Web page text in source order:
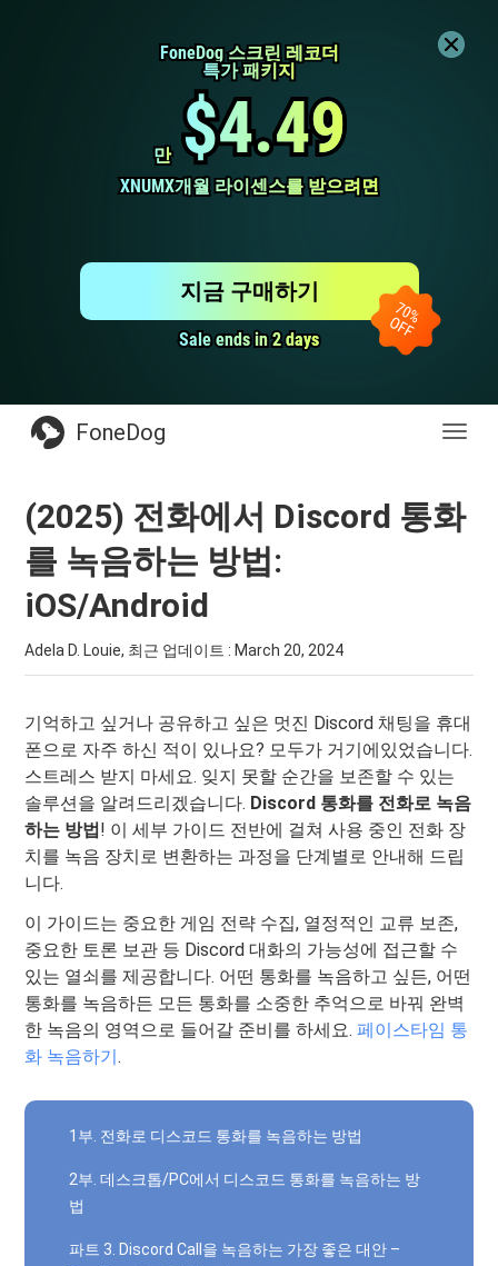
FoneDog 스크린 레코더
FoneDog 스크린 레코더
특가 패키지
특가 패키지
만
만 $4.49
$4.49
XNUMX개월 라이센스를 받으려면
XNUMX개월 라이센스를 받으려면
Sale ends in 2 days
Sale ends in 2 days
지금 구매하기
전
FoneDog
(2025) 전화에서 Discord 통화
를 녹음하는 방법:
iOS/Android
Adela D. Louie, 최근 업데이트 : March 20, 2024
기억하고 싶거나 공유하고 싶은 멋진 Discord 채팅을 휴대
폰으로 자주 하신 적이 있나요? 모두가 거기에있었습니다.
스트레스 받지 마세요. 잊지 못할 순간을 보존할 수 있는
솔루션을 알려드리겠습니다. Discord 통화를 전화로 녹음
하는 방법! 이 세부 가이드 전반에 걸쳐 사용 중인 전화 장
치를 녹음 장치로 변환하는 과정을 단계별로 안내해 드립
니다.
이 가이드는 중요한 게임 전략 수집, 열정적인 교류 보존,
중요한 토론 보관 등 Discord 대화의 가능성에 접근할 수
있는 열쇠를 제공합니다. 어떤 통화를 녹음하고 싶든, 어떤
통화를 녹음하든 모든 통화를 소중한 추억으로 바꿔 완벽
한 녹음의 영역으로 들어갈 준비를 하세요.페이스타임 통
화 녹음하기.
1부. 전화로 디스코드 통화를 녹음하는 방법
2부. 데스크톱/PC에서 디스코드 통화를 녹음하는 방
법
파트 3. Discord Call을 녹음하는 가장 좋은 대안 –